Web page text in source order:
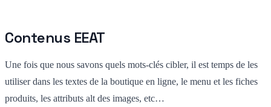
Contenus EEAT
Une fois que nous savons quels mots-clés cibler, il est temps de les
utiliser dans les textes de la boutique en ligne, le menu et les fiches
produits, les attributs alt des images, etc…